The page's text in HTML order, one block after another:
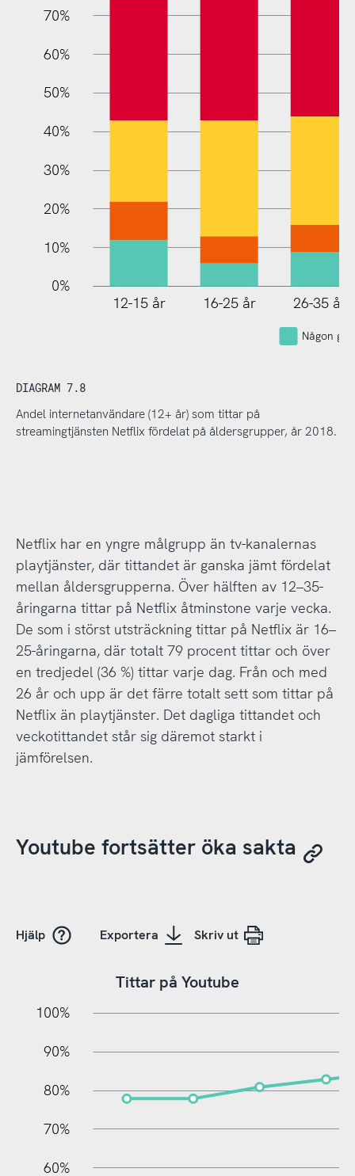
L
70%
60%
50%
40%
30%
20%
10%
0%
12-15 år 16-25 år 26-35 år
Någon
DIAGRAM 7.8
Andel internetanvändare (12+ år) som tittar på
streamingtjänsten Netflix fördelat på åldersgrupper, år 2018.
Netflix har en yngre målgrupp än tv-kanalernas
playtjänster, där tittandet är ganska jämt fördelat
mellan åldersgrupperna. Över hälften av 12–35-
åringarna tittar på Netflix åtminstone varje vecka.
De som i störst utsträckning tittar på Netflix är 16–
25-åringarna, där totalt 79 procent tittar och över
en tredjedel (36 %) tittar varje dag. Från och med
26 år och upp är det färre totalt sett som tittar på
Netflix än playtjänster. Det dagliga tittandet och
veckotittandet står sig däremot starkt i
jämförelsen.
Youtube fortsätter öka sakta
Hjälp Exportera Skriv ut
Tittar på Youtube
100%
90%
80%
70%
60%